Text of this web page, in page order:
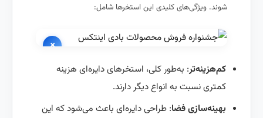
شوند. ویژگی‌های کلیدی این استخرها شامل:
×
کم‌هزینه‌تر: به‌طور کلی، استخرهای دایره‌ای هزینه
کمتری نسبت به انواع دیگر دارند.
بهینه‌سازی فضا: طراحی دایره‌ای باعث می‌شود که این